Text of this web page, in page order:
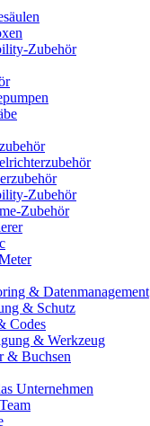
Zubehör
Zubehör
Zubehör
& Datenmanagement
& Schutz
Codes
& Werkzeug
& Buchsen
Unternehmen